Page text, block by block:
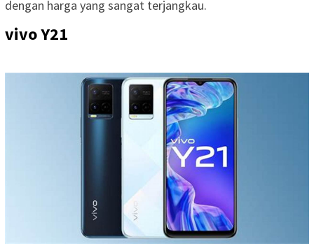
dengan harga yang sangat terjangkau.
vivo Y21